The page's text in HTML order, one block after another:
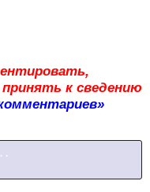
к сведению